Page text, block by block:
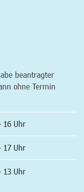
beantragter
ohne Termin
16 Uhr
17 Uhr
13 Uhr